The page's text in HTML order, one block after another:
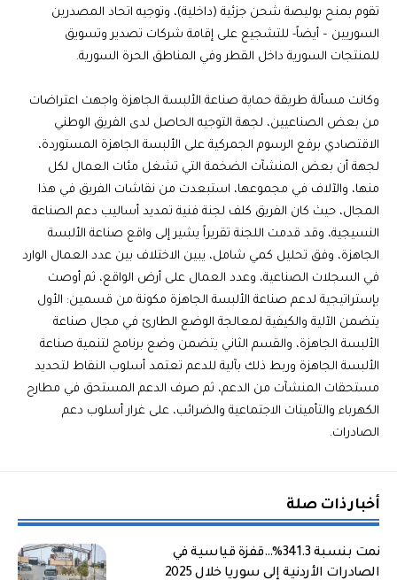
تقوم بمنح بوليصة شحن جزئية (داخلية)، وتوجيه اتحاد المصدرين
السوريين – أيضاً- للتشجيع على إقامة شركات تصدير وتسويق
للمنتجات السورية داخل القطر وفي المناطق الحرة السورية.
وكانت مسألة طريقة حماية صناعة الألبسة الجاهزة واجهت اعتراضات
من بعض الصناعيين، لجهة التوجيه الحاصل لدى الفريق الوطني
الاقتصادي برفع الرسوم الجمركية على الألبسة الجاهزة المستوردة،
لجهة أن بعض المنشآت الضخمة التي تشغل مئات العمال لكل
منها، والآلاف في مجموعها، استبعدت من نقاشات الفريق في هذا
المجال، حيث كان الفريق كلف لجنة فنية تمديد أساليب دعم الصناعة
النسيجية، وقد قدمت اللجنة تقريراً يشير إلى واقع صناعة الألبسة
الجاهزة، وفق تحليل كمي شامل، يبين الاختلاف بين عدد العمال الوارد
في السجلات الصناعية، وعدد العمال على أرض الواقع، ثم أوصت
بإستراتيجية لدعم صناعة الألبسة الجاهزة مكونة من قسمين: الأول
يتضمن الآلية والكيفية لمعالجة الوضع الطارئ في مجال صناعة
الألبسة الجاهزة، والقسم الثاني يتضمن وضع برنامج لتنمية صناعة
الألبسة الجاهزة وربط ذلك بآلية للدعم تعتمد أسلوب النقاط لتحديد
مستحقات المنشآت من الدعم، ثم صرف الدعم المستحق في مطارح
الكهرباء والتأمينات الاجتماعية والضرائب، على غرار أسلوب دعم
الصادرات.
أخبار ذات صلة
نمت بنسبة 341.3%…قفزة قياسية في
الصادرات الأردنية إلى سوريا خلال 2025